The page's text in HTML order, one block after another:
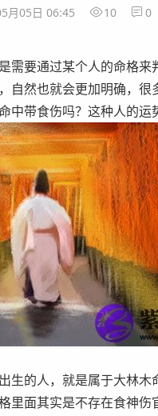
月05日 06:45 10 0
需要通过某个人的命格
自然也就会更加明确，
中带食伤吗？这种人的运
生的人，就是属于大林
里面其实是不存在食神